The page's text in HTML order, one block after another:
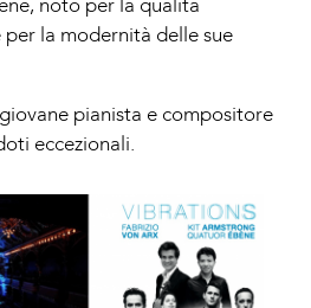
noto per la qualità
la modernità delle sue
pianista e compositore
eccezionali.